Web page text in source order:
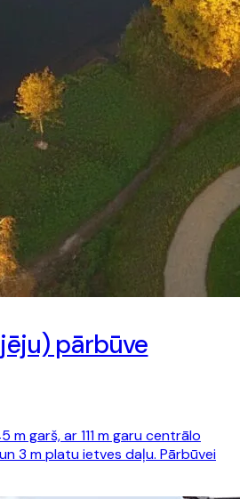
pārbūve
m garš, ar 111 m garu centrālo
3 m platu ietves daļu. Pārbūvei